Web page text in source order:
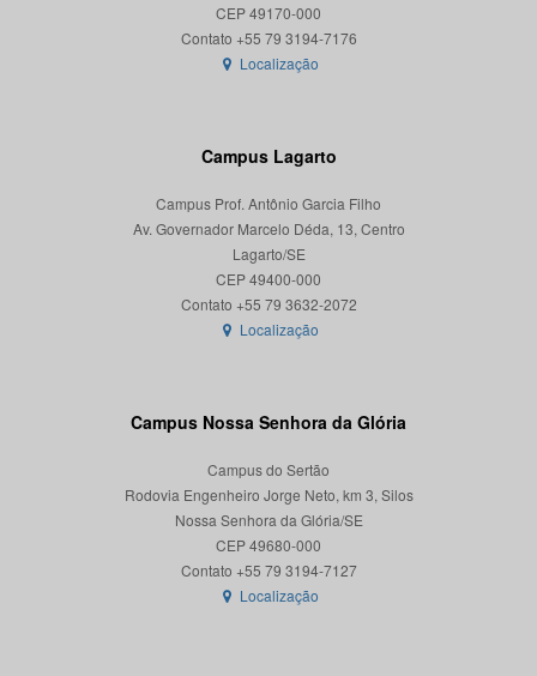
CEP 49170-000
Localização
Campus Lagarto
Campus Prof. Antônio Garcia Filho
Av. Governador Marcelo Déda, 13, Centro
Lagarto/SE
CEP 49400-000
Localização
Campus Nossa Senhora da Glória
Campus do Sertão
Rodovia Engenheiro Jorge Neto, km 3, Silos
Nossa Senhora da Glória/SE
CEP 49680-000
Contato +55 79 3194-7127
Localização